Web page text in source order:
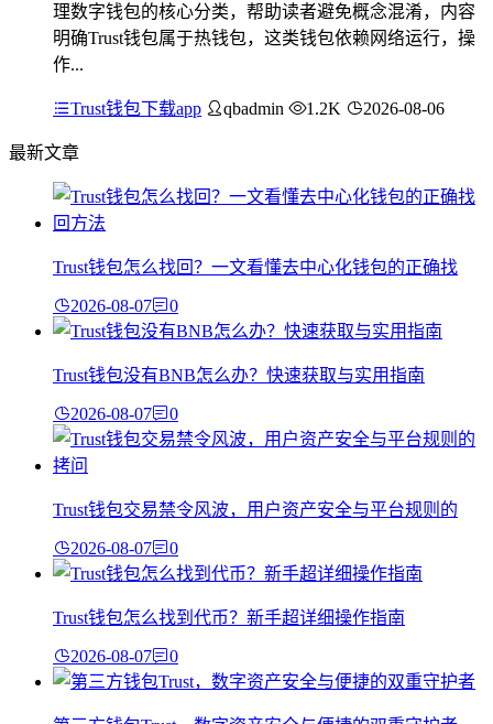
理数字钱包的核心分类，帮助读者避免概念混淆，内容
明确Trust钱包属于热钱包，这类钱包依赖网络运行，操
作...
Trust钱包下载app qbadmin 1.2K 2026-08-06
最新文章
Trust钱包怎么找回？一文看懂去中心化钱包的正确找
2026-08-07 0
Trust钱包没有BNB怎么办？快速获取与实用指南
2026-08-07 0
Trust钱包交易禁令风波，用户资产安全与平台规则的
2026-08-07 0
Trust钱包怎么找到代币？新手超详细操作指南
2026-08-07 0